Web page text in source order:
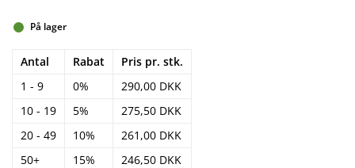
På lager
Antal Rabat
Pris pr. stk.
1 - 9
0%
290,00 DKK
10 - 19
5%
275,50 DKK
20 - 49
10%
261,00 DKK
50+
15% 246,50 DKK